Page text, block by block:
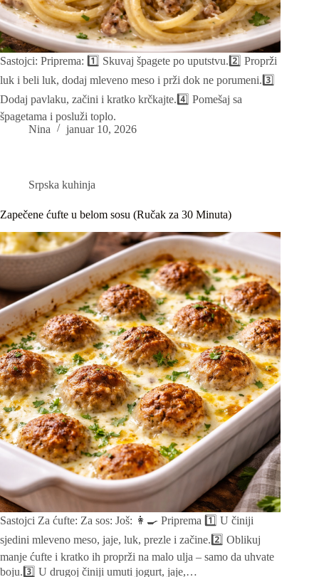
Sastojci: Priprema: 1️⃣ Skuvaj špagete po uputstvu.2️⃣ Proprži
luk i beli luk, dodaj mleveno meso i prži dok ne porumeni.3️⃣
Dodaj pavlaku, začini i kratko krčkajte.4️⃣ Pomešaj sa
špagetama i posluži toplo.
Nina
januar 10, 2026
Srpska kuhinja
Zapečene ćufte u belom sosu (Ručak za 30 Minuta)
Sastojci Za ćufte: Za sos: Još: 👩‍🍳 Priprema 1️⃣ U činiji
sjedini mleveno meso, jaje, luk, prezle i začine.2️⃣ Oblikuj
manje ćufte i kratko ih proprži na malo ulja – samo da uhvate
boju.3️⃣ U drugoj činiji umuti jogurt, jaje,…